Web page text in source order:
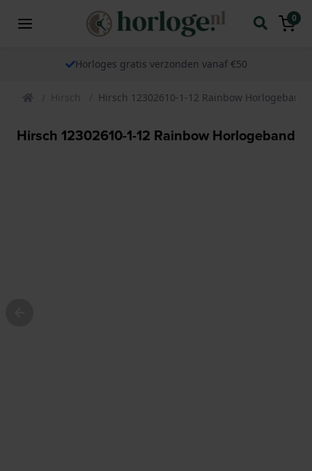
0
Horloges gratis verzonden vanaf €50
Hirsch Hirsch 12302610-1-12 Rainbow Horlogeband
Hirsch 12302610-1-12 Rainbow Horlogeband